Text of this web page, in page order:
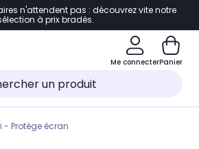
à la navigation
au pied de page
au chatbot
n'attendent pas : découvrez vite notre
à prix bradés.
Me connecterPanier
- Protège écran